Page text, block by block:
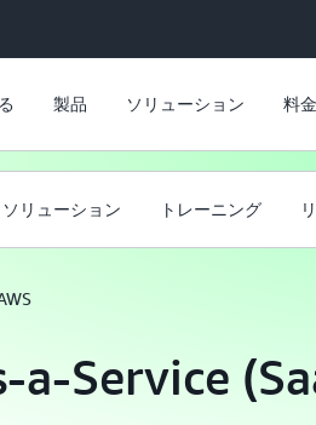
製品 ソリューション 料金
ソリューション トレーニング
Service